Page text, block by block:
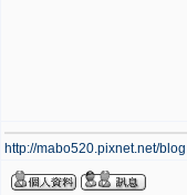
http://mabo520.pixnet.net/blog